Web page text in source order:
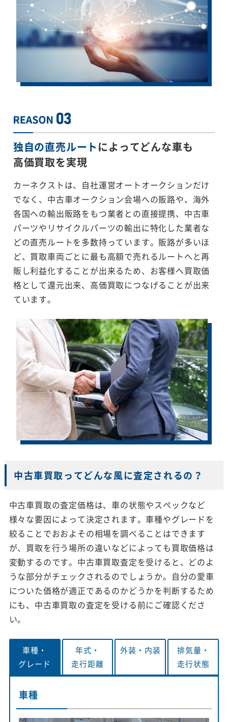
独自の直売ルートによってどんな車も
高価買取を実現
カーネクストは、自社運営オートオークションだけ
でなく、中古車オークション会場への販路や、海外
各国への輸出販路をもつ業者との直接提携、中古車
パーツやリサイクルパーツの輸出に特化した業者な
どの直売ルートを多数持っています。販路が多いほ
ど、買取車両ごとに最も高額で売れるルートへと再
販し利益化することが出来るため、お客様へ買取価
格として還元出来、高価買取につなげることが出来
ています。
中古車買取ってどんな風に査定されるの？
中古車買取の査定価格は、車の状態やスペックなど
様々な要因によって決定されます。車種やグレードを
絞ることでおおよその相場を調べることはできます
が、買取を行う場所の違いなどによっても買取価格は
変動するのです。中古車買取査定を受けると、どのよ
うな部分がチェックされるのでしょうか。自分の愛車
についた価格が適正であるのかどうかを判断するため
にも、中古車買取の査定を受ける前にご確認くださ
い。
車種・
グレード
年式・
走行距離
外装・ 内装
排気量・
走行状態
車種